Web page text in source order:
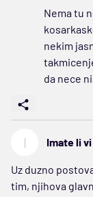
Nema tu
nekim
da nece
I Imate li
Uz duzno
tim, njihova